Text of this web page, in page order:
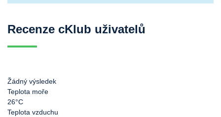
Recenze cKlub uživatelů
Žádný výsledek
Teplota moře
26°C
Teplota vzduchu